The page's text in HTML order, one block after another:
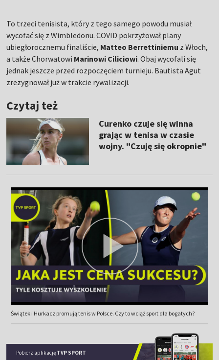
To trzeci tenisista, który z tego samego powodu musiał
wycofać się z Wimbledonu. COVID pokrzyżował plany
ubiegłorocznemu finaliście, Matteo Berrettiniemu z Włoch,
a także Chorwatowi Marinowi Ciliciowi. Obaj wycofali się
jednak jeszcze przed rozpoczęciem turnieju. Bautista Agut
zrezygnował już w trakcie rywalizacji.
Czytaj też
Curenko czuje się winna
grając w tenisa w czasie
wojny. "Czuję się okropnie"
Świątek i Hurkacz promują tenis w Polsce. Czy to wciąż sport dla bogatych?
Pobierz aplikację TVP SPORT